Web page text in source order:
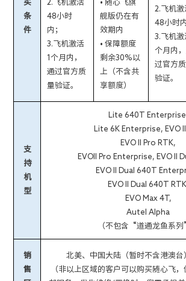
买
条
件
2.飞机激活
48小时
内；
3.飞机激活
1个月内，
通过官方质
量验证。
• 随心飞旗
舰版仍在有
效期内
• 保障额度
剩余30%以
上（不含共
享额度）
2.飞机激
48小时内
3.飞机激
个月内
过官方
验证。
支
持
机
型
Lite 640T
Lite 6K Enterprise, EVO
EVO II Pro RTK,
EVOII Pro Enterprise, EVO II
EVO II Dual 640T
EVO II Dual 640T
EVO Max 4T,
Autel Alpha
（不包含“道通龙鱼系列
销
售
北美、中国大陆（暂时不含港澳台
（非以上区域的客户可以购买随心飞